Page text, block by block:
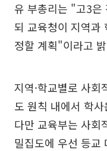
유 부총리는 "고3은
되 교육청이 지역과
정할 계획"이라고
지역·학교별로 사
도 원칙 내에서 학
다만 교육부는 사회
밀집도에 우선 등교